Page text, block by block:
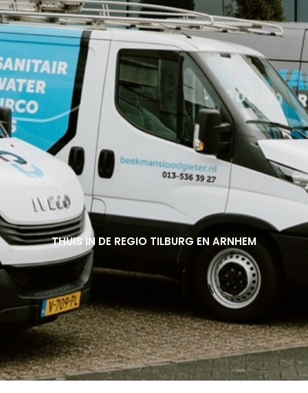
THUIS IN DE REGIO TILBURG EN ARNHEM
THUIS IN DE REGIO TILBURG EN ARNHEM
THUIS IN DE REGIO TILBURG EN ARNHEM